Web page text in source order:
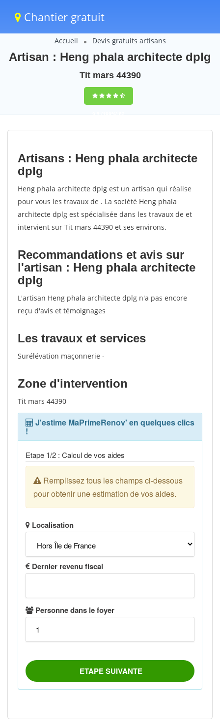
Chantier gratuit
Accueil Devis gratuits artisans
Artisan : Heng phala architecte dplg
Tit mars 44390
9,5(100%)82
votes
Artisans : Heng phala architecte
dplg
Heng phala architecte dplg est un artisan qui réalise
pour vous les travaux de . La société Heng phala
architecte dplg est spécialisée dans les travaux de et
intervient sur Tit mars 44390 et ses environs.
Recommandations et avis sur
l'artisan : Heng phala architecte
dplg
L'artisan Heng phala architecte dplg n'a pas encore
reçu d'avis et témoignages
Les travaux et services
Surélévation maçonnerie -
Zone d'intervention
Tit mars 44390